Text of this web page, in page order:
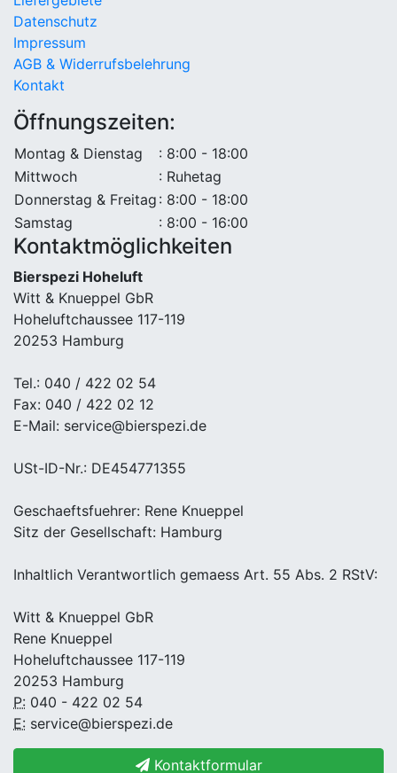
Datenschutz
Impressum
AGB & Widerrufsbelehrung
Kontakt
Öffnungszeiten:
Montag & Dienstag
: 8:00 - 18:00
Mittwoch
: Ruhetag
Donnerstag & Freitag : 8:00 - 18:00
Samstag
: 8:00 - 16:00
Kontaktmöglichkeiten
Bierspezi Hoheluft
Witt & Knueppel GbR
Hoheluftchaussee 117-119
20253 Hamburg
Tel.: 040 / 422 02 54
Fax: 040 / 422 02 12
E-Mail: service@bierspezi.de
USt-ID-Nr.: DE454771355
Geschaeftsfuehrer: Rene Knueppel
Sitz der Gesellschaft: Hamburg
Inhaltlich Verantwortlich gemaess Art. 55 Abs. 2 RStV:
Witt & Knueppel GbR
Rene Knueppel
Hoheluftchaussee 117-119
20253 Hamburg
P: 040 - 422 02 54
E: service@bierspezi.de
Kontaktformular